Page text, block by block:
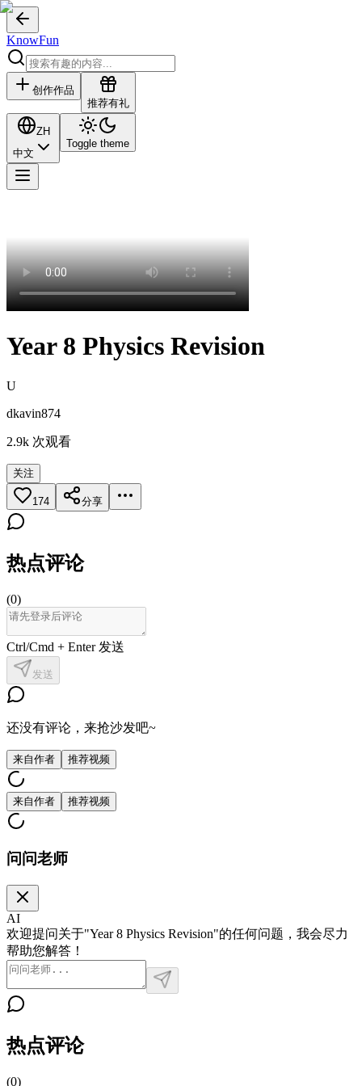
KnowFun
创作作品
推荐有礼
ZH
中文
Toggle theme
Year 8 Physics Revision
U
dkavin874
2.9k 次观看
关注
174 分享
热点评论
(0)
Ctrl/Cmd + Enter 发送
发送
还没有评论，来抢沙发吧~
来自作者 推荐视频
来自作者 推荐视频
问问老师
AI
欢迎提问关于"Year 8 Physics Revision"的任何问题，我会尽力
帮助您解答！
热点评论
(0)